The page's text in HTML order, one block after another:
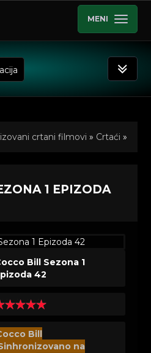
MENI
crtani filmovi » Crtaći »
1 EPIZODA
Bill Sezona 1
42
Bill
na